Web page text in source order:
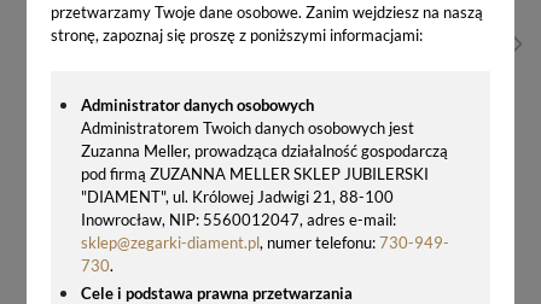
przetwarzamy Twoje dane osobowe. Zanim wejdziesz na naszą
stronę, zapoznaj się proszę z poniższymi informacjami:
Administrator danych osobowych
Administratorem Twoich danych osobowych jest
Zuzanna Meller, prowadząca działalność gospodarczą
pod firmą ZUZANNA MELLER SKLEP JUBILERSKI
"DIAMENT", ul. Królowej Jadwigi 21, 88-100
Inowrocław, NIP: 5560012047, adres e-mail:
sklep@zegarki-diament.pl, numer telefonu:730-949-
730.
Cele i podstawa prawna przetwarzania